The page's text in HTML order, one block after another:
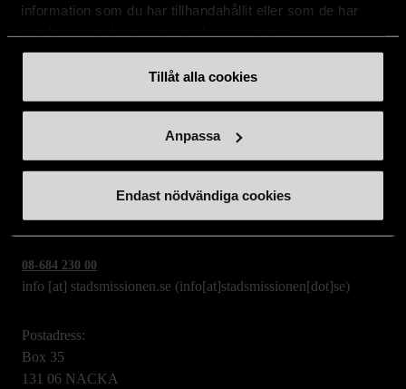
information som du har tillhandahållit eller som de har
Tillåt alla cookies
Anpassa
Endast nödvändiga cookies
Om oss
Stockholms Stadsmission
Huvudkontor:
Hesselmans Torg 14
131 54 Nacka
08-684 230 00
info [at] stadsmissionen.se (info[at]stadsmissionen[dot]se)
Postadress:
Box 35
131 06 NACKA